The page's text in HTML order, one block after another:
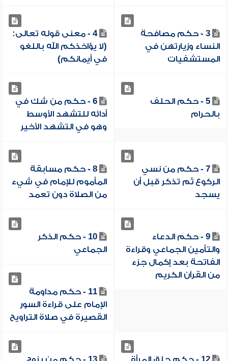
3 - حكم مصافحة
النساء وزيارتهن في
المستشفيات
4 - معنى قوله تعالى:
(لا يؤاخذكم الله باللغو
في أيمانكم)
5 - حكم الحلف
بالحرام
6 - حكم من شك في
أدائه للتشهد الأوسط
وهو في التشهد الأخير
7 - حكم من نسي
الركوع ثم تذكر قبل أن
يسجد
8 - حكم مسابقة
المأموم للإمام في شيء
من الصلاة دون تعمد
9 - حكم الدعاء
والتأمين الجماعي وقراءة
الفاتحة بعد إكمال جزء
من القرآن الكريم
10 - حكم الذكر
الجماعي
11 - حكم مداومة
الإمام على قراءة السور
القصيرة في صلاة التراويح